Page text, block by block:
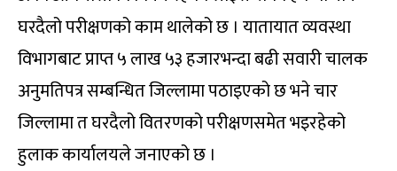
घरदैलो परीक्षणको काम थालेको छ । यातायात व्यवस्था
विभागबाट प्राप्त ५ लाख ५३ हजारभन्दा बढी सवारी चालक
अनुमतिपत्र सम्बन्धित जिल्लामा पठाइएको छ भने चार
जिल्लामा त घरदैलो वितरणको परीक्षणसमेत भइरहेको
हुलाक कार्यालयले जनाएको छ ।